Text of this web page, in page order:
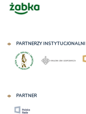
PARTNERZY INSTYTUCJONALNI
PARTNER